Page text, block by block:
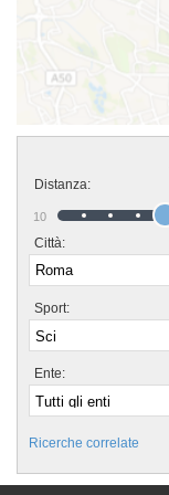
Distanza:
10
Città:
Sport:
Ente:
Ricerche correlate